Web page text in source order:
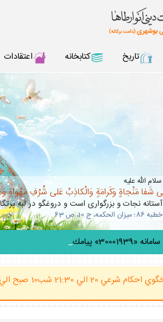
تاريخ كتابخانه اعتقادات
الله عليه
شَفا مَنْجاةٍ وَكَرامَةٍ وَالْكاذِبُ عَلى شُرُفِ مَهْواةٍ
نجات و بزرگوارى است و دروغگو در لبه
ج 10، ص 63 .
پيامك كنيد.